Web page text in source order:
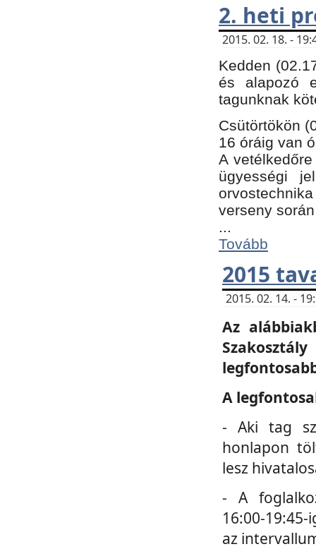
2. heti
2015. 02. 18. -
Kedden
és alapozó
tagunknak
Csütörtökön
16 óráig van
A
ügyességi
verseny
...
Tovább
2015
2015. 02. 14. -
Az
A
- Aki tag
honlapon
lesz
- A
16:00-
az